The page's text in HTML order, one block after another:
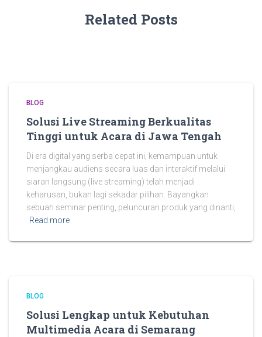
Related Posts
BLOG
Solusi Live Streaming Berkualitas
Tinggi untuk Acara di Jawa Tengah
Di era digital yang serba cepat ini, kemampuan untuk
menjangkau audiens secara luas dan interaktif melalui
siaran langsung (live streaming) telah menjadi
keharusan, bukan lagi sekadar pilihan. Bayangkan
sebuah seminar penting, peluncuran produk yang dinanti,
Read more
BLOG
Solusi Lengkap untuk Kebutuhan
Multimedia Acara di Semarang